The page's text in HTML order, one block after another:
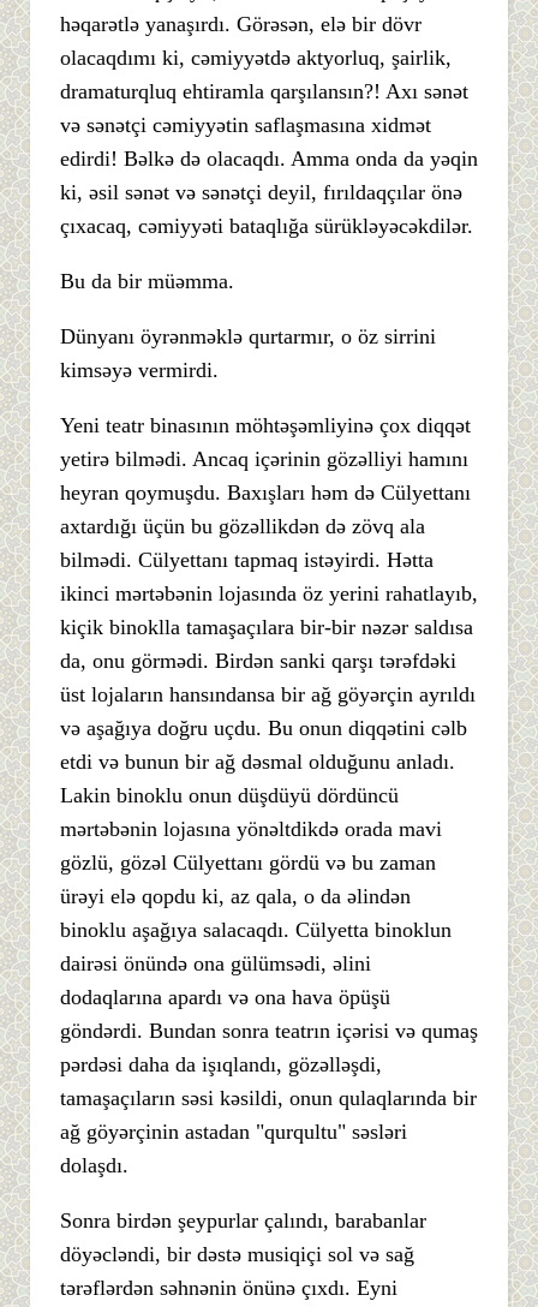
həqarətlə yanaşırdı. Görəsən, elə bir dövr
olacaqdımı ki, cəmiyyətdə aktyorluq, şairlik,
dramaturqluq ehtiramla qarşılansın?! Axı sənət
və sənətçi cəmiyyətin saflaşmasına xidmət
edirdi! Bəlkə də olacaqdı. Amma onda da yəqin
ki, əsil sənət və sənətçi deyil, fırıldaqçılar önə
çıxacaq, cəmiyyəti bataqlığa sürükləyəcəkdilər.
Bu da bir müəmma.
Dünyanı öyrənməklə qurtarmır, o öz sirrini
kimsəyə vermirdi.
Yeni teatr binasının möhtəşəmliyinə çox diqqət
yetirə bilmədi. Ancaq içərinin gözəlliyi hamını
heyran qoymuşdu. Baxışları həm də Cülyettanı
axtardığı üçün bu gözəllikdən də zövq ala
bilmədi. Cülyettanı tapmaq istəyirdi. Hətta
ikinci mərtəbənin lojasında öz yerini rahatlayıb,
kiçik binoklla tamaşaçılara bir-bir nəzər saldısa
da, onu görmədi. Birdən sanki qarşı tərəfdəki
üst lojaların hansındansa bir ağ göyərçin ayrıldı
və aşağıya doğru uçdu. Bu onun diqqətini cəlb
etdi və bunun bir ağ dəsmal olduğunu anladı.
Lakin binoklu onun düşdüyü dördüncü
mərtəbənin lojasına yönəltdikdə orada mavi
gözlü, gözəl Cülyettanı gördü və bu zaman
ürəyi elə qopdu ki, az qala, o da əlindən
binoklu aşağıya salacaqdı. Cülyetta binoklun
dairəsi önündə ona gülümsədi, əlini
dodaqlarına apardı və ona hava öpüşü
göndərdi. Bundan sonra teatrın içərisi və qumaş
pərdəsi daha da işıqlandı, gözəlləşdi,
tamaşaçıların səsi kəsildi, onun qulaqlarında bir
ağ göyərçinin astadan "qurqultu" səsləri
dolaşdı.
Sonra birdən şeypurlar çalındı, barabanlar
döyəcləndi, bir dəstə musiqiçi sol və sağ
tərəflərdən səhnənin önünə çıxdı. Eyni